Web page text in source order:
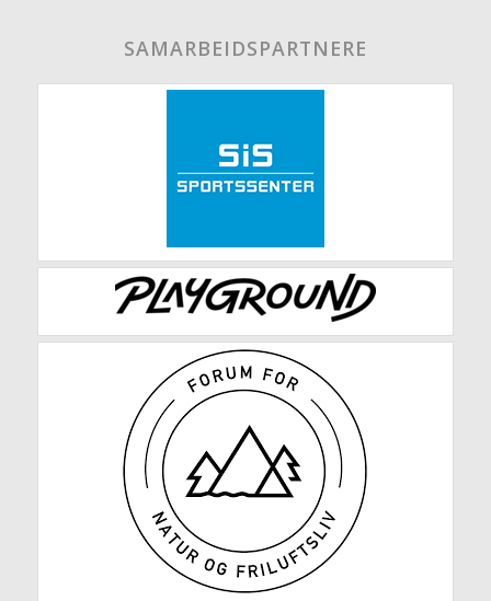
SAMARBEIDSPARTNERE